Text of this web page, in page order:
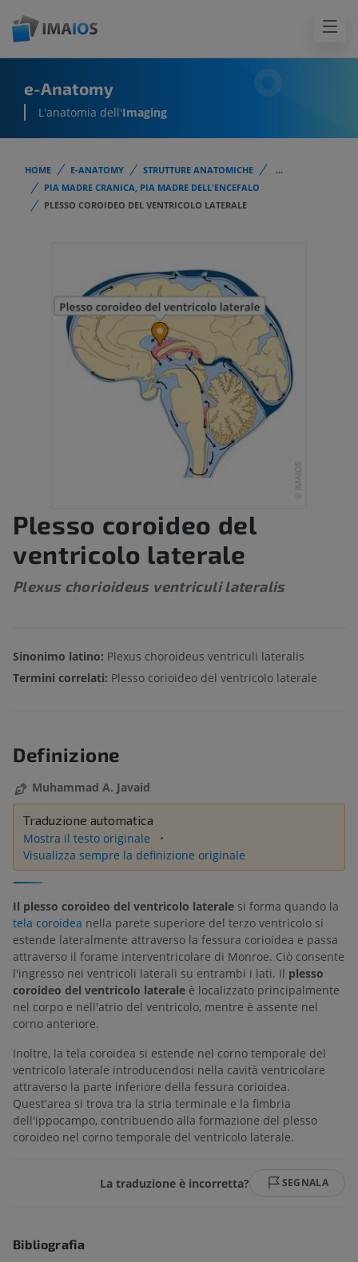
e-Anatomy
L'anatomia dell'Imaging
HOME E-ANATOMY STRUTTURE ANATOMICHE
...
PIA MADRE CRANICA, PIA MADRE DELL'ENCEFALO
PLESSO COROIDEO DEL VENTRICOLO LATERALE
Plesso coroideo del
ventricolo laterale
Plexus chorioideus ventriculi lateralis
Sinonimo latino: Plexus choroideus ventriculi lateralis
Termini correlati: Plesso corioideo del ventricolo laterale
Definizione
Muhammad A. Javaid
Traduzione automatica
Mostra il testo originale
Visualizza sempre la definizione originale
Il plesso coroideo del ventricolo laterale si forma quando la
tela coroidea nella parete superiore del terzo ventricolo si
estende lateralmente attraverso la fessura corioidea e passa
attraverso il forame interventricolare di Monroe. Ciò consente
l'ingresso nei ventricoli laterali su entrambi i lati. Il plesso
coroideo del ventricolo laterale è localizzato principalmente
nel corpo e nell'atrio del ventricolo, mentre è assente nel
corno anteriore.
Inoltre, la tela coroidea si estende nel corno temporale del
ventricolo laterale introducendosi nella cavità ventricolare
attraverso la parte inferiore della fessura corioidea.
Quest'area si trova tra la stria terminale e la fimbria
dell'ippocampo, contribuendo alla formazione del plesso
coroideo nel corno temporale del ventricolo laterale.
La traduzione è incorretta? SEGNALA
Bibliografia